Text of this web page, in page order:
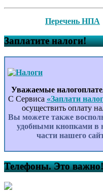
Перечень НПА
Заплатите налоги!
Уважаемые
С Сервиса «Заплати
осуществить оплату
Вы можете также
удобными кнопками в
части нашего
Телефоны. Это важно!